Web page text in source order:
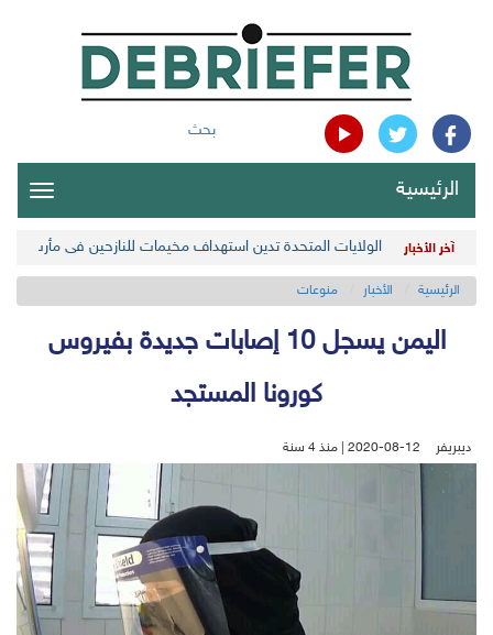
بحث
الرئيسية
آخر الأخبار الولايات المتحدة تدين استهداف مخيمات للنازحين في مأرب
الرئيسية الأخبار منوعات
اليمن يسجل 10 إصابات جديدة بفيروس
كورونا المستجد
ديبريفر 2020-08-12 | منذ 4 سنة